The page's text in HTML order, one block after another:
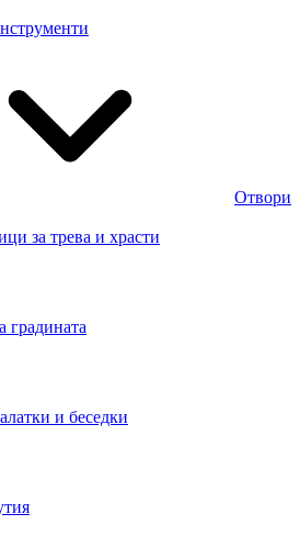
Отвори
за трева и храсти
градината
и беседки